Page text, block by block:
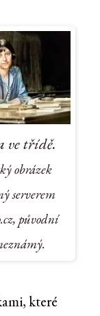
ve třídě.
obrázek
serverem
původní
které